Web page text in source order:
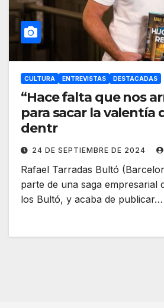
CULTURA ENTREVISTAS DESTACADAS
“Hace falta que nos
para sacar la valentía
dentr
24 DE SEPTIEMBRE DE 2024
Rafael Tarradas Bultó
parte de una saga empresarial
los Bultó, y acaba de publicar…